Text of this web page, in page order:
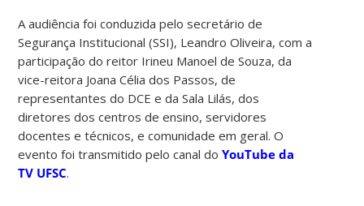
A audiência foi conduzida pelo secretário de
Segurança Institucional (SSI), Leandro Oliveira, com a
participação do reitor Irineu Manoel de Souza, da
vice-reitora Joana Célia dos Passos, de
representantes do DCE e da Sala Lilás, dos
diretores dos centros de ensino, servidores
docentes e técnicos, e comunidade em geral. O
evento foi transmitido pelo canal doYouTube da
TV UFSC.